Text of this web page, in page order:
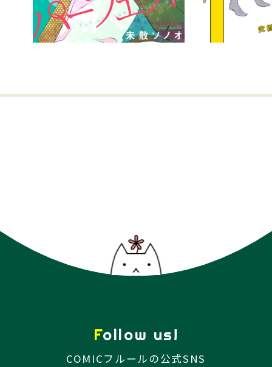
Follow us!
COMICフルールの公式SNS